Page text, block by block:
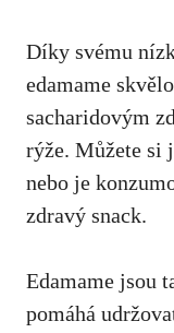
Díky svému
edamame
sacharidovým
rýže. Můžete si
nebo je
⁢zdravý snack.
Edamame jsou
pomáhá